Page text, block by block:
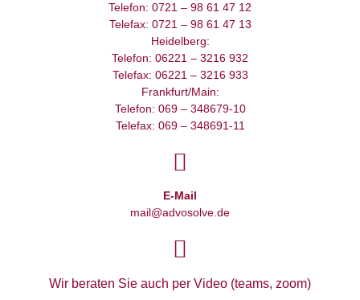
Telefon: 0721 – 98 61 47 12
Telefax: 0721 – 98 61 47 13
Heidelberg:
Telefon: 06221 – 3216 932
Telefax: 06221 – 3216 933
Frankfurt/Main:
Telefon: 069 – 348679-10
Telefax: 069 – 348691-11
E-Mail
mail@advosolve.de
Wir beraten Sie auch per Video (teams, zoom)